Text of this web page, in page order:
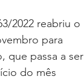
2022 reabriu o
para
que passa a ser
do mês